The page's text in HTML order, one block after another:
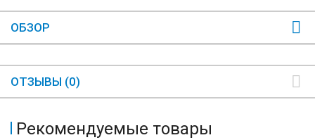
ОБЗОР
ОТЗЫВЫ (0)
Рекомендуемые товары